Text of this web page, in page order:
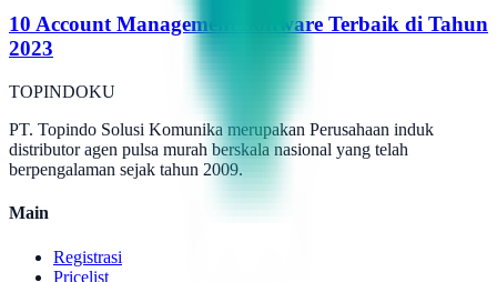
10 Account Management Software Terbaik di Tahun
2023
TOPINDOKU
PT. Topindo Solusi Komunika merupakan Perusahaan induk
distributor agen pulsa murah berskala nasional yang telah
berpengalaman sejak tahun 2009.
Main
Registrasi
Pricelist